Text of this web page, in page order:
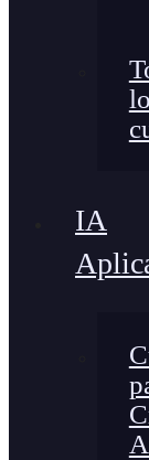
IA